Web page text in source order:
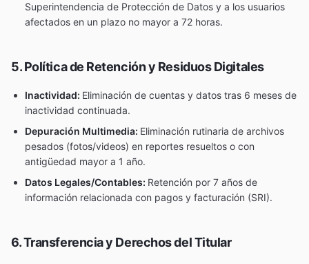
Superintendencia de Protección de Datos y a los usuarios
afectados en un plazo no mayor a 72 horas.
5. Política de Retención y Residuos Digitales
Inactividad: Eliminación de cuentas y datos tras 6 meses de
inactividad continuada.
Depuración Multimedia: Eliminación rutinaria de archivos
pesados (fotos/videos) en reportes resueltos o con
antigüedad mayor a 1 año.
Datos Legales/Contables: Retención por 7 años de
información relacionada con pagos y facturación (SRI).
6. Transferencia y Derechos del Titular